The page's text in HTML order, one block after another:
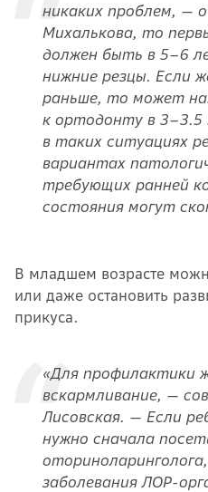
никаких проблем, —
Михалькова, то
должен быть в 5–6
нижние резцы. Если
раньше, то может
к ортодонту в 3–3.5
в таких ситуациях
вариантах
требующих ранней
состояния могут
В младшем возрасте
или даже остановить
прикуса.
«Для профилактики
вскармливание, —
Лисовская. — Если
нужно сначала
заболевания ЛОР-